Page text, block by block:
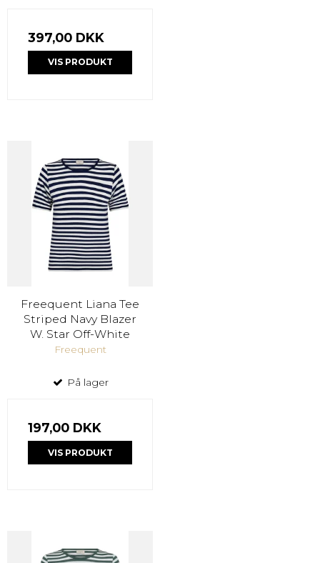
397,00 DKK
VIS PRODUKT
Freequent Liana Tee
Striped Navy Blazer
W. Star Off-White
Freequent
På lager
197,00 DKK
VIS PRODUKT